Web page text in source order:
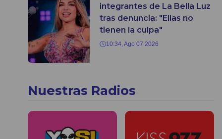
integrantes de La Bella Luz
tras denuncia: "Ellas no
tienen la culpa"
10:34, Ago 07 2026
Nuestras Radios